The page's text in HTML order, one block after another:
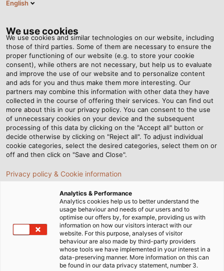
Trang chủ
Tin tức
Tỉ mỉ đến từng chi tiết góp phần đảm bảo chất lượng sản phẩm
Tỉ mỉ đến từng chi tiết góp
phần đảm bảo chất lượng
sản phẩm
Gabriele Fußy chịu trách nhiệm giám sát việc đảm bảo
chất lượng tại nhà máy sản xuất ở Windsbach.
02/11/2015HELUKABEL VIETNAM
Gabriele Fußy là nhân viên lâu năm tại nhà máy
English
We use cookies
We use cookies and similar technologies on our website, including
those of third parties. Some of them are necessary to ensure the
proper functioning of our website (e.g. to store your cookie
consent), while others are not necessary, but help us to evaluate
and improve the use of our website and to personalize content
and ads for you and thus make them more interesting. Our
partners may combine this information with other data they have
collected in the course of offering their services. You can find out
more about this in our privacy policy. You can consent to the use
of unnecessary cookies on your device and the subsequent
processing of this data by clicking on the "Accept all" button or
decide otherwise by clicking on "Reject all". To adjust individual
cookie categories, select the desired categories, select them on or
off and then click on "Save and Close".
Privacy policy & Cookie information
Analytics & Performance
Analytics cookies help us to better understand the
usage behaviour and needs of our users and to
optimise our offers by, for example, providing us with
information on how our visitors interact with our
website. For this purpose, analyses of visitor
behaviour are also made by third-party providers
whose tools we have implemented in your interest in a
data-preserving manner. More information on this can
be found in our data privacy statement, number 3.